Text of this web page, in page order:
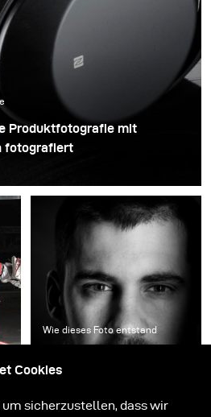
Produktfotografie mit
fotografiert
Wie dieses Foto entstand
Streifenmaske für die
Cookies
sicherzustellen, dass wir